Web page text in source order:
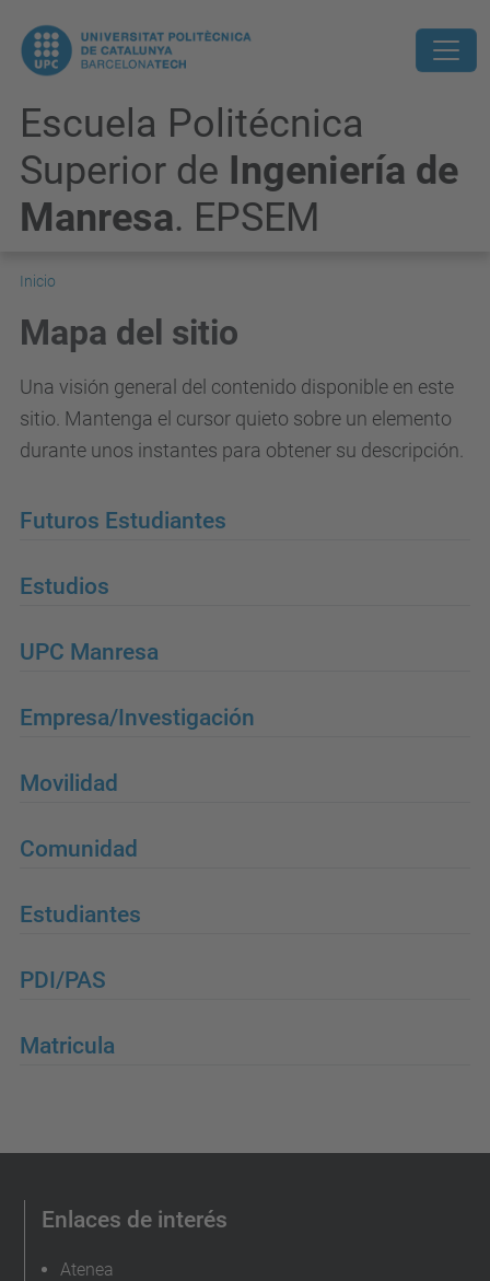
Escuela Politécnica
Superior de Ingeniería de
Manresa. EPSEM
Inicio
Mapa del sitio
Una visión general del contenido disponible en este
sitio. Mantenga el cursor quieto sobre un elemento
durante unos instantes para obtener su descripción.
Futuros Estudiantes
Estudios
UPC Manresa
Empresa/Investigación
Movilidad
Comunidad
Estudiantes
PDI/PAS
Matricula
Enlaces de interés
Atenea